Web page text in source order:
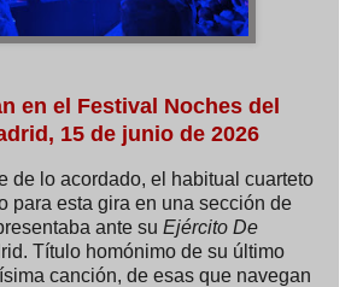
en el Festival Noches del
15 de junio de 2026
de lo acordado, el habitual cuarteto
para esta gira en una sección de
ante su Ejército De
Título homónimo de su último
canción, de esas que navegan